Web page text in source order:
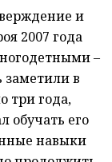
и
2007 года
–
заметили в
три года,
обучать его
навыки